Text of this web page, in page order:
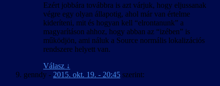
Ezért jobbára továbbra is azt várjuk, hogy eljussanak
végre egy olyan állapotig, ahol már van értelme
kideríteni, mit és hogyan kell “elrontanunk” a
magyarításon ahhoz, hogy abban az “izében” is
működjön, ami náluk a Source normális lokalizációs
rendszere helyett van.
Válasz ↓
genndy - 2015. okt. 19. - 20:45 szerint: